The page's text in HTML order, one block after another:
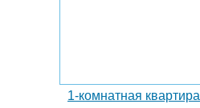
1-комнатная квартира